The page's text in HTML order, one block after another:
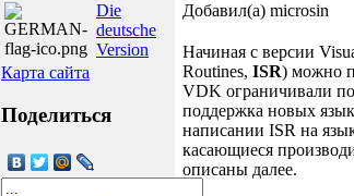
Die
deutsche
Version
Карта сайта
Поделиться
Добавил(а) microsin
Начиная с версии
Routines, ISR) можно
VDK ограничивали
поддержка новых
написании ISR на
касающиеся
описаны далее.